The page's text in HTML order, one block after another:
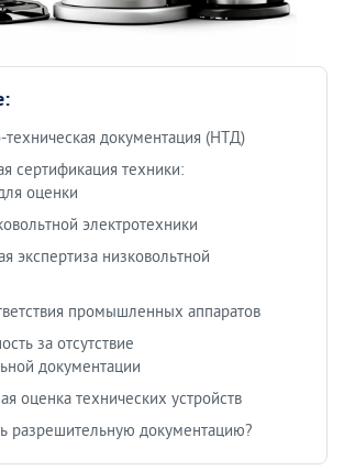
документация (НТД)
сертификация техники:
оценки
электротехники
экспертиза низковольтной
промышленных аппаратов
за отсутствие
документации
оценка технических устройств
разрешительную документацию?